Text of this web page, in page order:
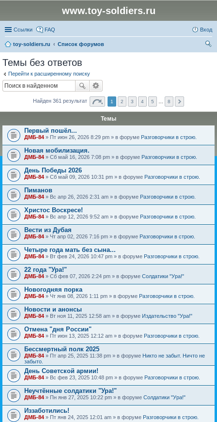
www.toy-soldiers.ru
Ссылки FAQ Вход
toy-soldiers.ru
Список форумов
Темы без ответов
Перейти к расширенному поиску
Найден 361 результат 1 2 3 4 5 8
Темы
Первый пошёл...
ДМБ-84 » Пт июн 26, 2026 8:29 pm » в форуме Разговорчики в строю.
Новая мобилизация.
ДМБ-84 » Сб май 16, 2026 7:08 pm » в форуме Разговорчики в строю.
День Победы 2026
ДМБ-84 » Сб май 09, 2026 10:31 pm » в форуме Разговорчики в строю.
Пиманов
ДМБ-84 » Вс апр 26, 2026 2:31 am » в форуме Разговорчики в строю.
Христос Воскресе!
ДМБ-84 » Вс апр 12, 2026 9:52 am » в форуме Разговорчики в строю.
Вести из Дубая
ДМБ-84 » Чт апр 02, 2026 7:16 pm » в форуме Разговорчики в строю.
Четыре года мать без сына...
ДМБ-84 » Вт фев 24, 2026 10:47 pm » в форуме Разговорчики в строю.
22 года "Ура!"
ДМБ-84 » Сб фев 07, 2026 2:24 pm » в форуме Солдатики "Ура!"
Новогодняя порка
ДМБ-84 » Чт янв 08, 2026 1:11 pm » в форуме Разговорчики в строю.
Новости и анонсы
ДМБ-84 » Вт ноя 11, 2025 12:58 am » в форуме Издательство "Ура!"
Отмена "дня России"
ДМБ-84 » Пт июн 13, 2025 12:12 am » в форуме Разговорчики в строю.
Бессмертный полк 2025
ДМБ-84 » Пт апр 25, 2025 11:38 pm » в форуме Никто не забыт. Ничто не
забыто.
День Советской армии!
ДМБ-84 » Вс фев 23, 2025 10:48 pm » в форуме Разговорчики в строю.
Неучтённые солдатики "Ура!"
ДМБ-84 » Пн янв 27, 2025 10:22 pm » в форуме Солдатики "Ура!"
Иззаботились!
ДМБ-84 » Пт янв 24, 2025 12:01 am » в форуме Разговорчики в строю.